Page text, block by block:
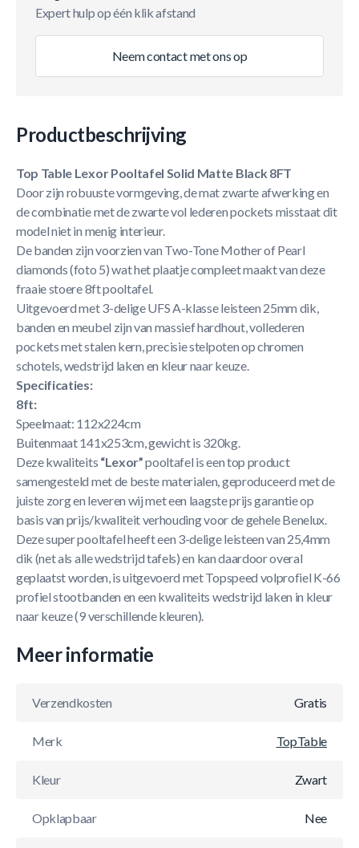
Expert hulp op één klik afstand
Neem contact met ons op
Productbeschrijving
Top Table Lexor Pooltafel Solid Matte Black 8FT
Door zijn robuuste vormgeving, de mat zwarte afwerking en
de combinatie met de zwarte vol lederen pockets misstaat dit
model niet in menig interieur.
De banden zijn voorzien van Two-Tone Mother of Pearl
diamonds (foto 5) wat het plaatje compleet maakt van deze
fraaie stoere 8ft pooltafel.
Uitgevoerd met 3-delige UFS A-klasse leisteen 25mm dik,
banden en meubel zijn van massief hardhout, vollederen
pockets met stalen kern, precisie stelpoten op chromen
schotels, wedstrijd laken en kleur naar keuze.
Specificaties:
8ft:
Speelmaat: 112x224cm
Buitenmaat 141x253cm, gewicht is 320kg.
Deze kwaliteits “Lexor”pooltafel is een top product
samengesteld met de beste materialen, geproduceerd met de
juiste zorg en leveren wij met een laagste prijs garantie op
basis van prijs/kwaliteit verhouding voor de gehele Benelux.
Deze super pooltafel heeft een 3-delige leisteen van 25,4mm
dik (net als alle wedstrijd tafels) en kan daardoor overal
geplaatst worden, is uitgevoerd met Topspeed volprofiel K-66
profiel stootbanden en een kwaliteits wedstrijd laken in kleur
naar keuze (9 verschillende kleuren).
Meer informatie
Verzendkosten Gratis
Merk TopTable
Kleur Zwart
Opklapbaar Nee